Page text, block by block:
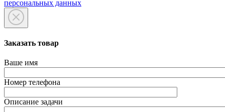
персональных данных
Заказать товар
Ваше имя
Номер телефона
Описание задачи